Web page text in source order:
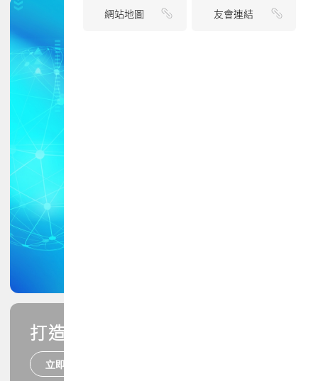
打造您的PCB專業技能
立即報名
網站地圖 友會連結